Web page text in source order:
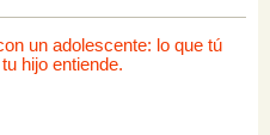
un adolescente: lo que tú
hijo entiende.